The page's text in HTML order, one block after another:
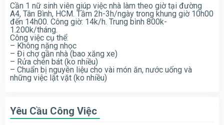
Cần 1 nữ sinh viên giúp việc nhà làm theo giờ tại đường
A4, Tân Bình, HCM. Tầm 2h-3h/ngày trong khung giờ 10h00
đến 14h00. Công giờ: 14k/h. Trung bình 800k-
1.200k/tháng.
Công việc cụ thể:
– Không nặng nhọc
– Đi chợ gần nhà (bao xăng xe)
– Rửa chén bát (ko nhiều)
– Chuẩn bị nguyên liệu cho vài món ăn, nước uống và
những việc lặt vặt (ko nhiều)
Yêu Cầu Công Việc